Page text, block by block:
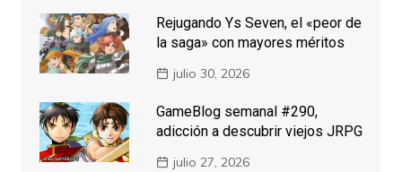
Rejugando Ys Seven, el «peor de
la saga» con mayores méritos
julio 30, 2026
GameBlog semanal #290,
adicción a descubrir viejos JRPG
julio 27, 2026